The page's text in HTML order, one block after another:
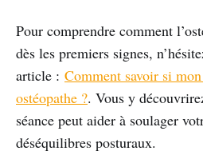
Pour comprendre comment
dès les premiers signes,
article : Comment savoir si
ostéopathe ?. Vous y
séance peut aider à soulager
déséquilibres posturaux.